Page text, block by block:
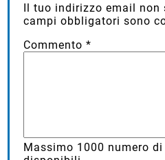
Il tuo indirizzo email non
campi obbligatori sono
Commento*
Massimo 1000 numero